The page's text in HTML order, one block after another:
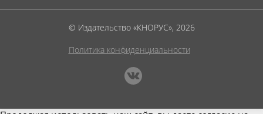
© Издательство «КНОРУС», 2026
Политика конфиденциальности